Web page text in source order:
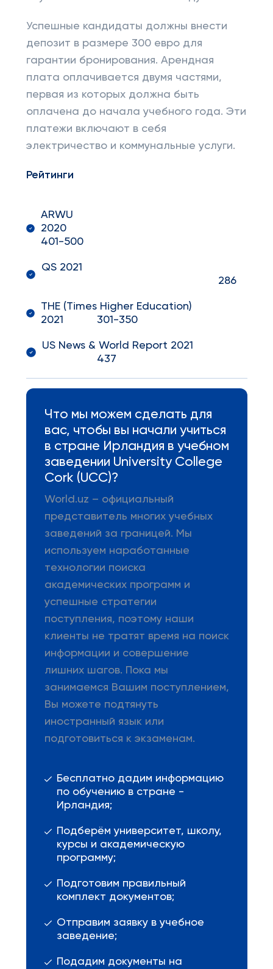
Успешные кандидаты должны внести
депозит в размере 300 евро для
гарантии бронирования. Арендная
плата оплачивается двумя частями,
первая из которых должна быть
оплачена до начала учебного года. Эти
платежи включают в себя
электричество и коммунальные услуги.
Рейтинги
ARWU
2020
401-500
QS 2021
286
THE (Times Higher Education)
2021 301-350
US News & World Report 2021
437
Что мы можем сделать для
вас, чтобы вы начали учиться
в стране Ирландия в учебном
заведении University College
Cork (UCC)?
World.uz – официальный
представитель многих учебных
заведений за границей. Мы
используем наработанные
технологии поиска
академических программ и
успешные стратегии
поступления, поэтому наши
клиенты не тратят время на поиск
информации и совершение
лишних шагов. Пока мы
занимаемся Вашим поступлением,
Вы можете подтянуть
иностранный язык или
подготовиться к экзаменам.
Бесплатно дадим информацию
по обучению в стране -
Ирландия;
Подберём университет, школу,
курсы и академическую
программу;
Подготовим правильный
комплект документов;
Отправим заявку в учебное
заведение;
Подадим документы на